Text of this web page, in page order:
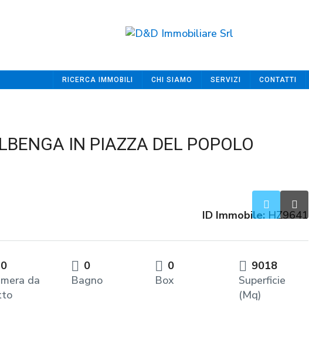
RICERCA IMMOBILI CHI SIAMO SERVIZI CONTATTI
IN PIAZZA DEL POPOLO
ID Immobile:HZ9641
0
da
0
Bagno
0
Box
9018
Superficie
(Mq)